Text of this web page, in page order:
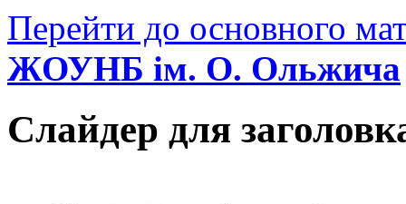
Перейти до основного
ЖОУНБ ім. О. Ольжича
Слайдер для